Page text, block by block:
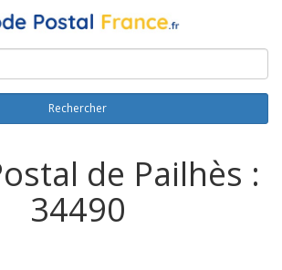
Rechercher
de Pailhès :
34490